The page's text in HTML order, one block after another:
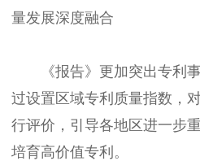
量发展深度融合
《报告》更加突出专利事
过设置区域专利质量指数，
行评价，引导各地区进一步
培育高价值专利。